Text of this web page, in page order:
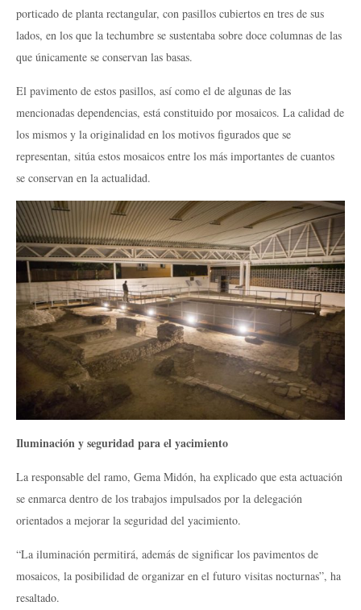
porticado de planta rectangular, con pasillos cubiertos en tres de sus
lados, en los que la techumbre se sustentaba sobre doce columnas de las
que únicamente se conservan las basas.
El pavimento de estos pasillos, así como el de algunas de las
mencionadas dependencias, está constituido por mosaicos. La calidad de
los mismos y la originalidad en los motivos figurados que se
representan, sitúa estos mosaicos entre los más importantes de cuantos
se conservan en la actualidad.
Iluminación y seguridad para el yacimiento
La responsable del ramo, Gema Midón, ha explicado que esta actuación
se enmarca dentro de los trabajos impulsados por la delegación
orientados a mejorar la seguridad del yacimiento.
“La iluminación permitirá, además de significar los pavimentos de
mosaicos, la posibilidad de organizar en el futuro visitas nocturnas”, ha
resaltado.